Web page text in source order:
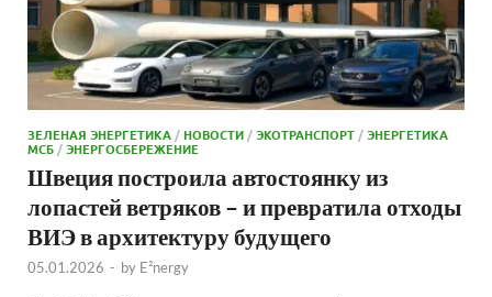
ЗЕЛЕНАЯ ЭНЕРГЕТИКА /НОВОСТИ /ЭКОТРАНСПОРТ /ЭНЕРГЕТИКА
МСБ /ЭНЕРГОСБЕРЕЖЕНИЕ
Швеция построила автостоянку из
лопастей ветряков – и превратила отходы
ВИЭ в архитектуру будущего
05.01.2026 - by E²nergy